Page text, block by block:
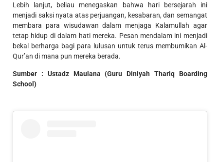
Lebih lanjut, beliau menegaskan bahwa hari bersejarah ini
menjadi saksi nyata atas perjuangan, kesabaran, dan semangat
membara para wisudawan dalam menjaga Kalamullah agar
tetap hidup di dalam hati mereka. Pesan mendalam ini menjadi
bekal berharga bagi para lulusan untuk terus membumikan Al-
Qur’an di mana pun mereka berada.
Sumber : Ustadz Maulana (Guru Diniyah Thariq Boarding
School)